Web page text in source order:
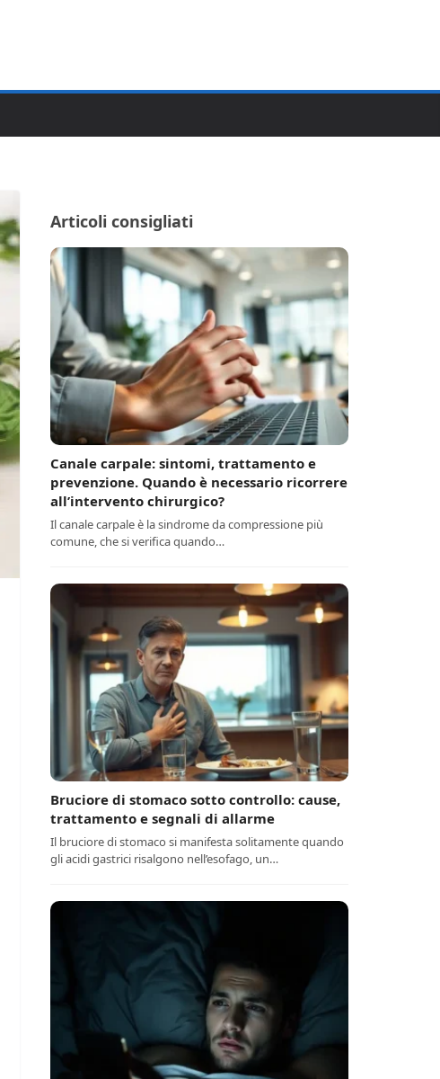
Articoli consigliati
Canale carpale: sintomi, trattamento e
prevenzione. Quando è necessario ricorrere
all’intervento chirurgico?
Il canale carpale è la sindrome da compressione più
comune, che si verifica quando…
Bruciore di stomaco sotto controllo: cause,
trattamento e segnali di allarme
Il bruciore di stomaco si manifesta solitamente quando
gli acidi gastrici risalgono nell’esofago, un…